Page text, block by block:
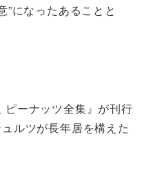
になったあることと
ーナッツ全集』が刊行
ルツが長年居を構えた